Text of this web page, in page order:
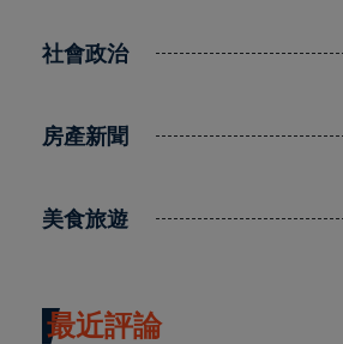
社會政治
房產新聞
美食旅遊
最近評論